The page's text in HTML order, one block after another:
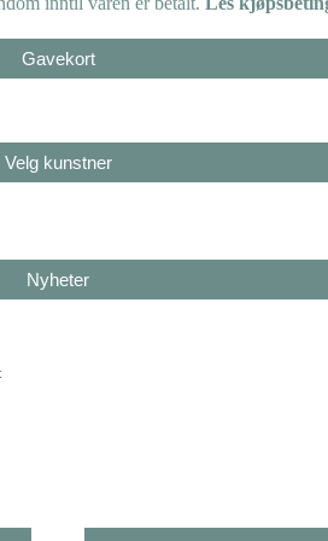
Gavekort
Velg kunstner
Nyheter